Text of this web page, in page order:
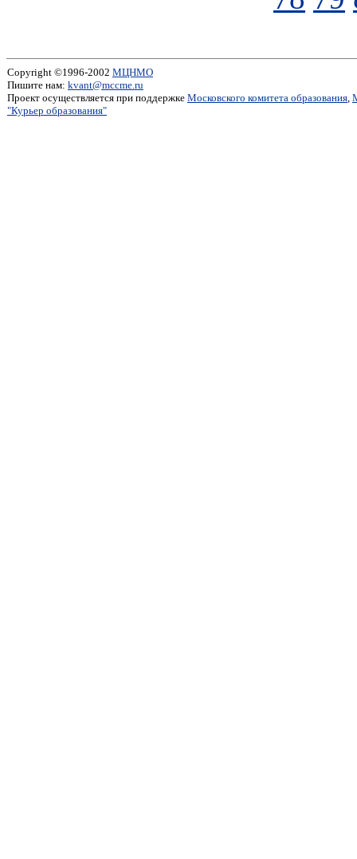
Copyright ©1996-2002 МЦНМО
Пишите нам: kvant@mccme.ru
Проект осуществляется при поддержке Московского комитета образования,
"Курьер образования"